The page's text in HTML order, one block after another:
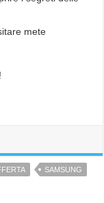
mete
SAMSUNG